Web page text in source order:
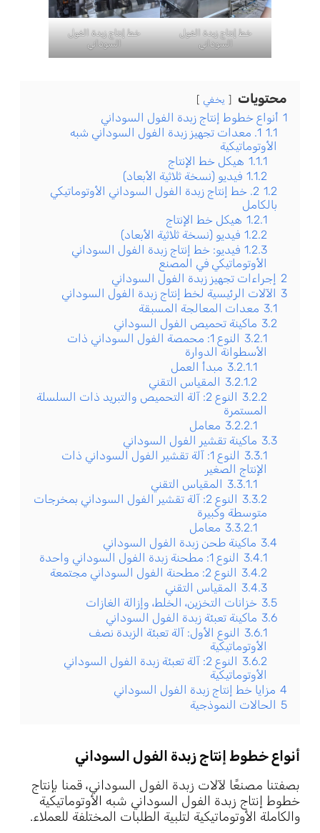
خط إنتاج زبدة الفول
السوداني
خط إنتاج زبدة الفول
السوداني
محتويات يخفي
1 أنواع خطوط إنتاج زبدة الفول السوداني
1.1
1. معدات تجهيز زبدة الفول السوداني شبه
الأوتوماتيكية
1.1.1 هيكل خط الإنتاج
1.1.2 فيديو (نسخة ثلاثية الأبعاد)
1.2
2. خط إنتاج زبدة الفول السوداني الأوتوماتيكي
بالكامل
1.2.1 هيكل خط الإنتاج
1.2.2 فيديو (نسخة ثلاثية الأبعاد)
1.2.3 فيديو: خط إنتاج زبدة الفول السوداني
الأوتوماتيكي في المصنع
2 إجراءات تجهيز زبدة الفول السوداني
3 الآلات الرئيسية لخط إنتاج زبدة الفول السوداني
3.1 معدات المعالجة المسبقة
3.2 ماكينة تحميص الفول السوداني
3.2.1
النوع 1: محمصة الفول السوداني ذات
الأسطوانة الدوارة
3.2.1.1 مبدأ العمل
3.2.1.2 المقياس التقني
3.2.2
النوع 2: آلة التحميص والتبريد ذات السلسلة
المستمرة
3.2.2.1 معامل
3.3 ماكينة تقشير الفول السوداني
3.3.1
النوع 1: آلة تقشير الفول السوداني ذات
الإنتاج الصغير
3.3.1.1 المقياس التقني
3.3.2
النوع 2: آلة تقشير الفول السوداني بمخرجات
متوسطة وكبيرة
3.3.2.1 معامل
3.4 ماكينة طحن زبدة الفول السوداني
3.4.1 النوع 1: مطحنة زبدة الفول السوداني واحدة
3.4.2 النوع 2: مطحنة الفول السوداني مجتمعة
3.4.3 المقياس التقني
3.5 خزانات التخزين، الخلط، وإزالة الغازات
3.6 ماكينة تعبئة زبدة الفول السوداني
3.6.1 النوع الأول: آلة تعبئة الزبدة نصف
الأوتوماتيكية
3.6.2
النوع 2: آلة تعبئة زبدة الفول السوداني
الأوتوماتيكية
4 مزايا خط إنتاج زبدة الفول السوداني
5 الحالات النموذجية
أنواع خطوط إنتاج زبدة الفول السوداني
بصفتنا مصنعًا لآلات زبدة الفول السوداني، قمنا بإنتاج
خطوط إنتاج زبدة الفول السوداني شبه الأوتوماتيكية
والكاملة الأوتوماتيكية لتلبية الطلبات المختلفة للعملاء.